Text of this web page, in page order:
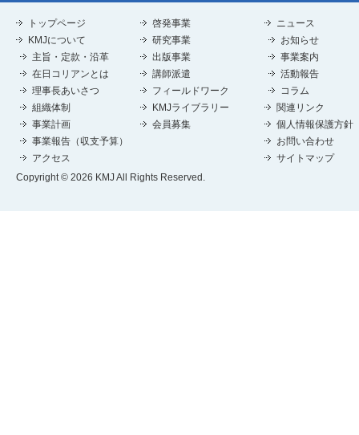
トップページ
KMJについて
主旨・定款・沿革
在日コリアンとは
理事長あいさつ
組織体制
事業計画
事業報告（収支予算）
アクセス
啓発事業
研究事業
出版事業
講師派遣
フィールドワーク
KMJライブラリー
会員募集
ニュース
お知らせ
事業案内
活動報告
コラム
関連リンク
個人情報保護方針
お問い合わせ
サイトマップ
Copyright © 2026 KMJ All Rights Reserved.